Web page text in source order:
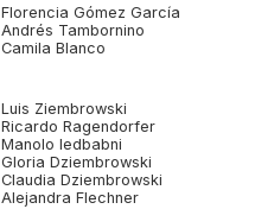
Florencia Gómez García
Andrés Tambornino
Camila Blanco
Luis Ziembrowski
Ricardo Ragendorfer
Manolo Iedbabni
Gloria Dziembrowski
Claudia Dziembrowski
Alejandra Flechner